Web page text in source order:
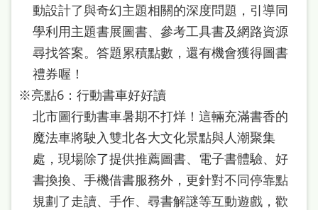
陳
English
動設計了與奇幻主題相關的深度問題，引導同
學利用主題書展圖書、參考工具書及網路資源
尋找答案。答題累積點數，還有機會獲得圖書
禮券喔！
※亮點6：行動書車好好讀
北市圖行動書車暑期不打烊！這輛充滿書香的
魔法車將駛入雙北各大文化景點與人潮聚集
處，現場除了提供推薦圖書、電子書體驗、好
書換換、手機借書服務外，更針對不同停靠點
規劃了走讀、手作、尋書解謎等互動遊戲，歡